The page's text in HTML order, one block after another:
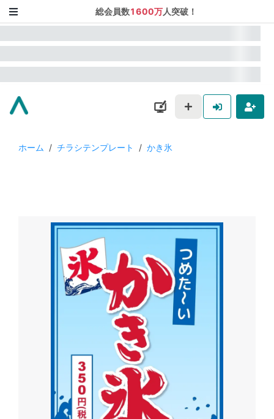
総会員数1600万人突破！
ホーム / チラシテンプレート / かき氷